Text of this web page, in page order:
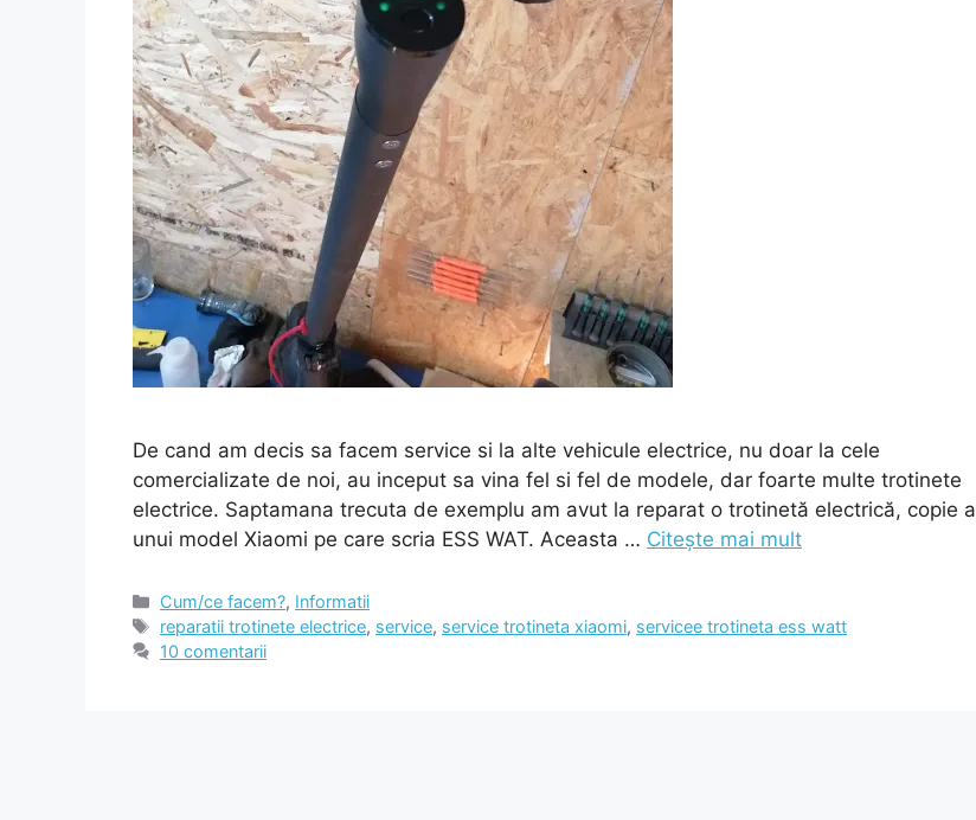
De cand am decis sa facem service si la alte vehicule electrice, nu doar la cele
comercializate de noi, au inceput sa vina fel si fel de modele, dar foarte multe trotinete
electrice. Saptamana trecuta de exemplu am avut la reparat o trotinetă electrică, copie a
unui model Xiaomi pe care scria ESS WAT. Aceasta … Citește mai mult
Categorii
Cum/ce facem?, Informatii
Etichete
reparatii trotinete electrice, service, service trotineta xiaomi, servicee trotineta ess watt
10 comentarii